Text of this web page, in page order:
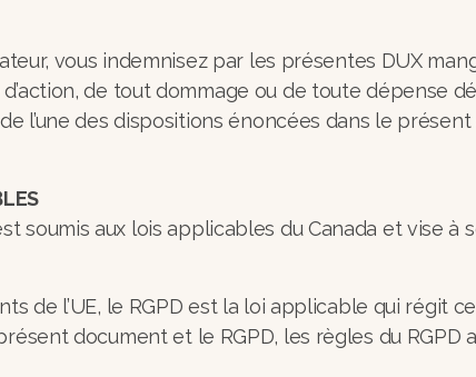
vous indemnisez par les présentes DUX
de tout dommage ou de toute dépense
l’une des dispositions énoncées dans le
soumis aux lois applicables du Canada et vise
de l’UE, le RGPD est la loi applicable qui régit
document et le RGPD, les règles du RGPD